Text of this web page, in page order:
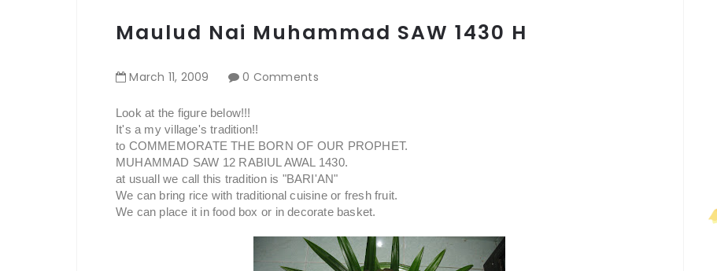
Maulud Nai Muhammad SAW 1430 H
March 11, 2009 0 Comments
Look at the figure below!!!
It's a my village's tradition!!
to COMMEMORATE THE BORN OF OUR PROPHET.
MUHAMMAD SAW 12 RABIUL AWAL 1430.
at usuall we call this tradition is "BARI'AN"
We can bring rice with traditional cuisine or fresh fruit.
We can place it in food box or in decorate basket.